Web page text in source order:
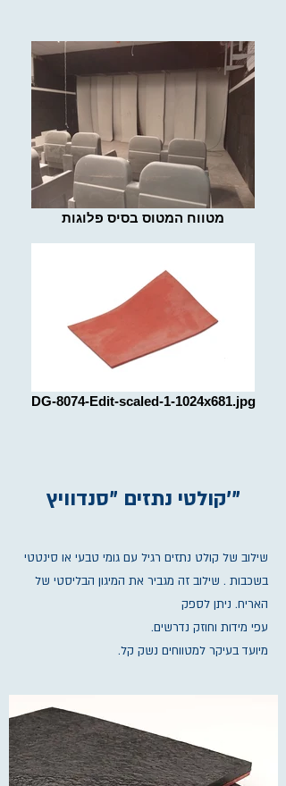
מטווח המטוס בסיס פלוגות
DG-8074-Edit-scaled-1-1024x681.jpg
קולטי נתזים "סנדוויץ'"
שילוב של קולט נתזים רגיל עם גומי טבעי או סינטטי
בשכבות . שילוב זה מגביר את המיגון הבליסטי של
האריח. ניתן לספק
עפי מידות וחוזק נדרשים.
מיועד בעיקר למטווחים נשק קל.